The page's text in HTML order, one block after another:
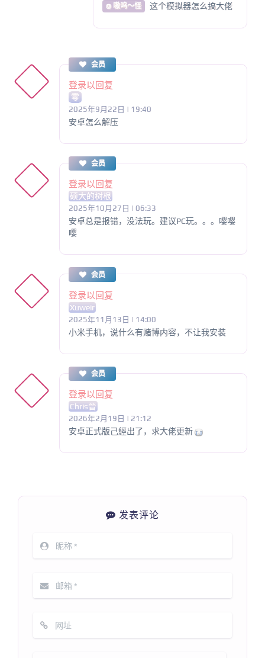
@ 嗷呜～怪 这个模拟器怎么搞大佬
会员
登录以回复
零
2025年9月22日 | 19:40
安卓怎么解压
会员
登录以回复
硕大的树根
2025年10月27日 | 06:33
安卓总是报错，没法玩。建议PC玩。。。嘤嘤
嘤
会员
登录以回复
Xuweir
2025年11月13日 | 14:00
小米手机，说什么有赌博内容，不让我安装
会员
登录以回复
Chris晉
2026年2月19日 | 21:12
安卓正式版己經出了，求大佬更新
发表评论